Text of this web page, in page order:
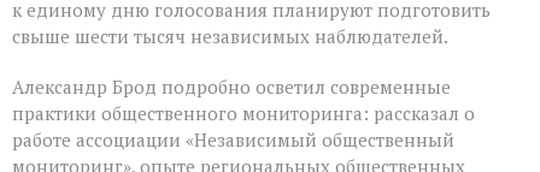
к единому дню голосования планируют подготовить
свыше шести тысяч независимых наблюдателей.
Александр Брод подробно осветил современные
практики общественного мониторинга: рассказал о
работе ассоциации «Независимый общественный
мониторинг», опыте региональных общественных